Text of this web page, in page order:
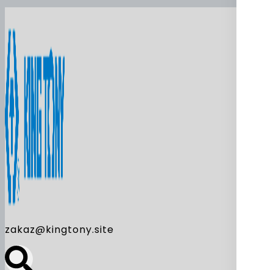
zakaz@kingtony.site